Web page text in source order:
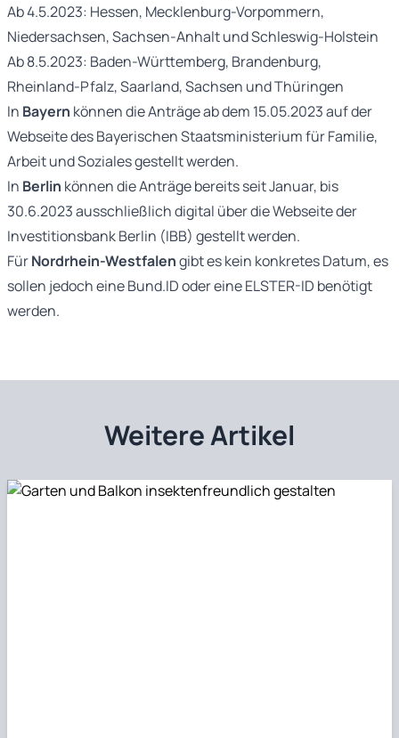
Ab 4.5.2023: Hessen, Mecklenburg-Vorpommern,
Niedersachsen, Sachsen-Anhalt und Schleswig-Holstein
Ab 8.5.2023: Baden-Württemberg, Brandenburg,
Rheinland-Pfalz, Saarland, Sachsen und Thüringen
In Bayern können die Anträge ab dem 15.05.2023 auf der
Webseite des Bayerischen Staatsministerium für Familie,
Arbeit und Soziales gestellt werden.
In Berlin können die Anträge bereits seit Januar, bis
30.6.2023 ausschließlich digital über die Webseite der
Investitionsbank Berlin (IBB) gestellt werden.
FürNordrhein-Westfalengibt es kein konkretes Datum, es
sollen jedoch eine Bund.ID oder eine ELSTER-ID benötigt
werden.
Weitere Artikel